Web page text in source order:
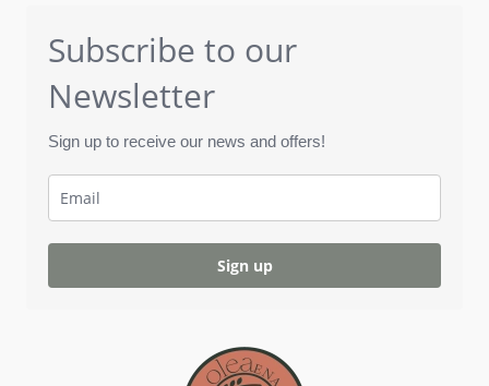
Subscribe to our
Newsletter
Sign up to receive our news and offers!
Sign up